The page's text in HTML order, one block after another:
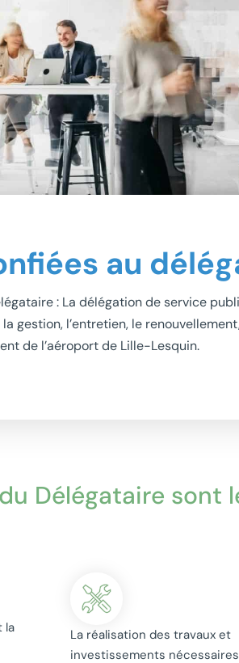
au
: La délégation de service
gestion, l’entretien, le
de l’aéroport de Lille-Lesquin.
Délégataire sont
la
La réalisation des travaux et
investissements nécessaires